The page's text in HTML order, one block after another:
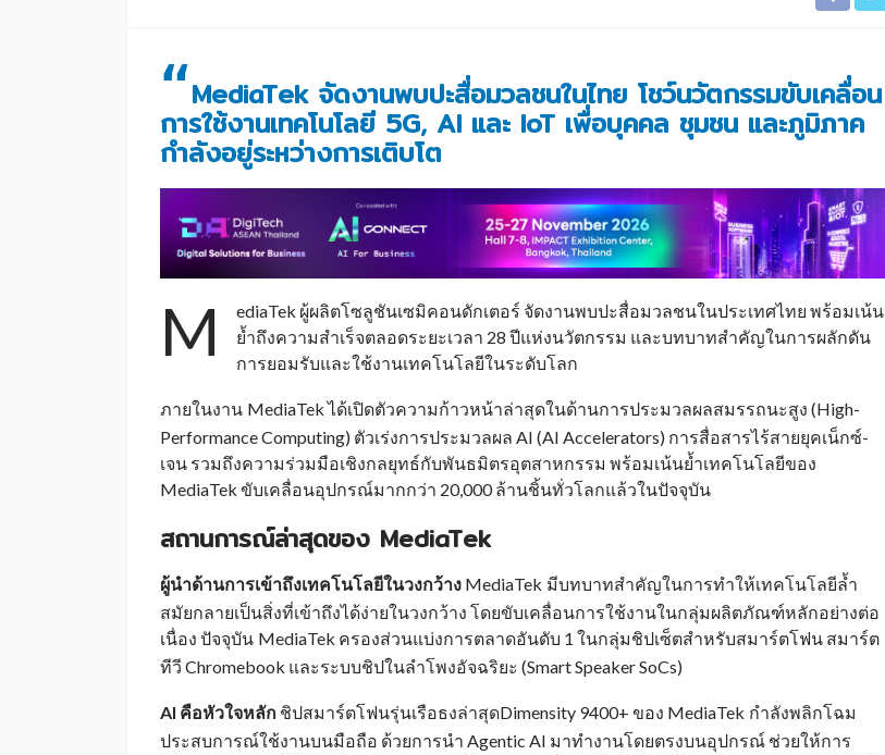
“MediaTek จัดงานพบปะสื่อมวลชนในไทย โชว์นวัตกรรมขับเคลื่อน
การใช้งานเทคโนโลยี 5G, AI และ IoT เพื่อบุคคล ชุมชน และภูมิภาค
กำลังอยู่ระหว่างการเติบโต
M
ediaTek ผู้ผลิตโซลูชันเซมิคอนดักเตอร์ จัดงานพบปะสื่อมวลชนในประเทศไทย พร้อมเน้น
ย้ำถึงความสำเร็จตลอดระยะเวลา 28 ปีแห่งนวัตกรรม และบทบาทสำคัญในการผลักดัน
การยอมรับและใช้งานเทคโนโลยีในระดับโลก
ภายในงาน MediaTek ได้เปิดตัวความก้าวหน้าล่าสุดในด้านการประมวลผลสมรรถนะสูง (High-
Performance Computing) ตัวเร่งการประมวลผล AI (AI Accelerators) การสื่อสารไร้สายยุคเน็กซ์-
เจน รวมถึงความร่วมมือเชิงกลยุทธ์กับพันธมิตรอุตสาหกรรม พร้อมเน้นย้ำเทคโนโลยีของ
MediaTek ขับเคลื่อนอุปกรณ์มากกว่า 20,000 ล้านชิ้นทั่วโลกแล้วในปัจจุบัน
สถานการณ์ล่าสุดของ MediaTek
ผู้นำด้านการเข้าถึงเทคโนโลยีในวงกว้าง MediaTek มีบทบาทสำคัญในการทำให้เทคโนโลยีล้ำ
สมัยกลายเป็นสิ่งที่เข้าถึงได้ง่ายในวงกว้าง โดยขับเคลื่อนการใช้งานในกลุ่มผลิตภัณฑ์หลักอย่างต่อ
เนื่อง ปัจจุบัน MediaTek ครองส่วนแบ่งการตลาดอันดับ 1 ในกลุ่มชิปเซ็ตสำหรับสมาร์ตโฟน สมาร์ต
ทีวี Chromebook และระบบชิปในลำโพงอัจฉริยะ (Smart Speaker SoCs)
AI คือหัวใจหลัก ชิปสมาร์ตโฟนรุ่นเรือธงล่าสุดDimensity 9400+ ของ MediaTek กำลังพลิกโฉม
ประสบการณ์ใช้งานบนมือถือ ด้วยการนำ Agentic AI มาทำงานโดยตรงบนอุปกรณ์ ช่วยให้การ